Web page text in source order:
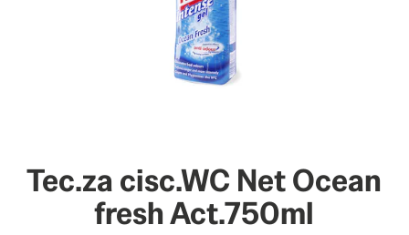
Tec.za cisc.WC Net Ocean
fresh Act.750ml